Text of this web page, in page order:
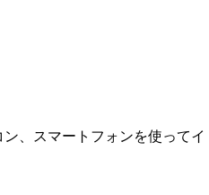
、スマートフォンを使ってイ